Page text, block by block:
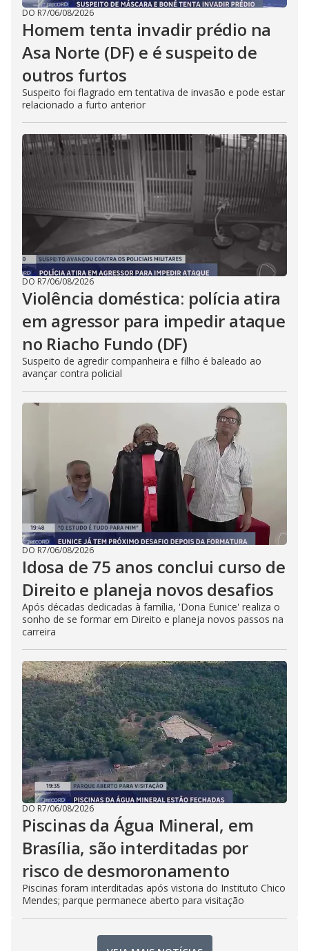
DO R7/06/08/2026
Homem tenta invadir prédio na
Asa Norte (DF) e é suspeito de
outros furtos
Suspeito foi flagrado em tentativa de invasão e pode estar
relacionado a furto anterior
DO R7/06/08/2026
Violência doméstica: polícia atira
em agressor para impedir ataque
no Riacho Fundo (DF)
Suspeito de agredir companheira e filho é baleado ao
avançar contra policial
DO R7/06/08/2026
Idosa de 75 anos conclui curso de
Direito e planeja novos desafios
Após décadas dedicadas à família, 'Dona Eunice' realiza o
sonho de se formar em Direito e planeja novos passos na
carreira
DO R7/06/08/2026
Piscinas da Água Mineral, em
Brasília, são interditadas por
risco de desmoronamento
Piscinas foram interditadas após vistoria do Instituto Chico
Mendes; parque permanece aberto para visitação